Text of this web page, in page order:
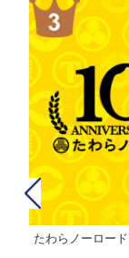
たわらノーロー